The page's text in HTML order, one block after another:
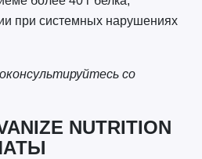
при системных нарушениях
со
NUTRITION